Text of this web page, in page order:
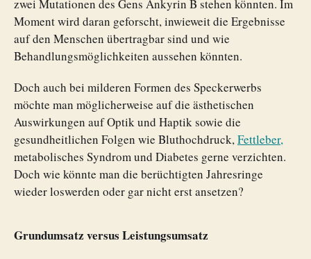
zwei Mutationen des Gens Ankyrin B stehen könnten. Im
Moment wird daran geforscht, inwieweit die Ergebnisse
auf den Menschen übertragbar sind und wie
Behandlungsmöglichkeiten aussehen könnten.
Doch auch bei milderen Formen des Speckerwerbs
möchte man möglicherweise auf die ästhetischen
Auswirkungen auf Optik und Haptik sowie die
gesundheitlichen Folgen wie Bluthochdruck,Fettleber,
metabolisches Syndrom und Diabetes gerne verzichten.
Doch wie könnte man die berüchtigten Jahresringe
wieder loswerden oder gar nicht erst ansetzen?
Grundumsatz versus Leistungsumsatz